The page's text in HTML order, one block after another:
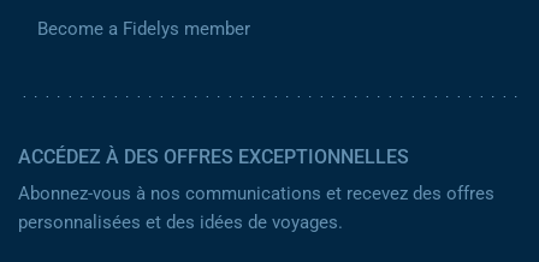
Become a Fidelys member
ACCÉDEZ À DES OFFRES EXCEPTIONNELLES
Abonnez-vous à nos communications et recevez des offres
personnalisées et des idées de voyages.